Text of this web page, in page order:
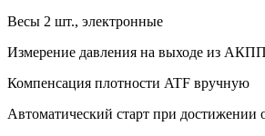
Весы 2 шт., электронные
Измерение давления на выходе из
Компенсация плотности ATF вручную
Автоматический старт при достижении